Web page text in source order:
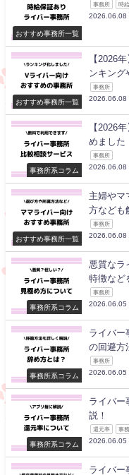
おすすめ事務所一覧
事務所 時給
2026.06.08
おすすめ事務所一覧
【2026
ンキング
事務所
2026.06.08
事務所系コラム
【2026
めました
事務所
2026.06.08
おすすめ事務所一覧
主婦やマ
方なども
事務所
2026.06.08
事務所系コラム
悪質なラ
特徴など
事務所
2026.06.05
事務所系コラム
ライバー
の回避方
事務所
2026.06.05
事務所系コラム
ライバー
説！
還元率 事
2026.06.05
ライバー